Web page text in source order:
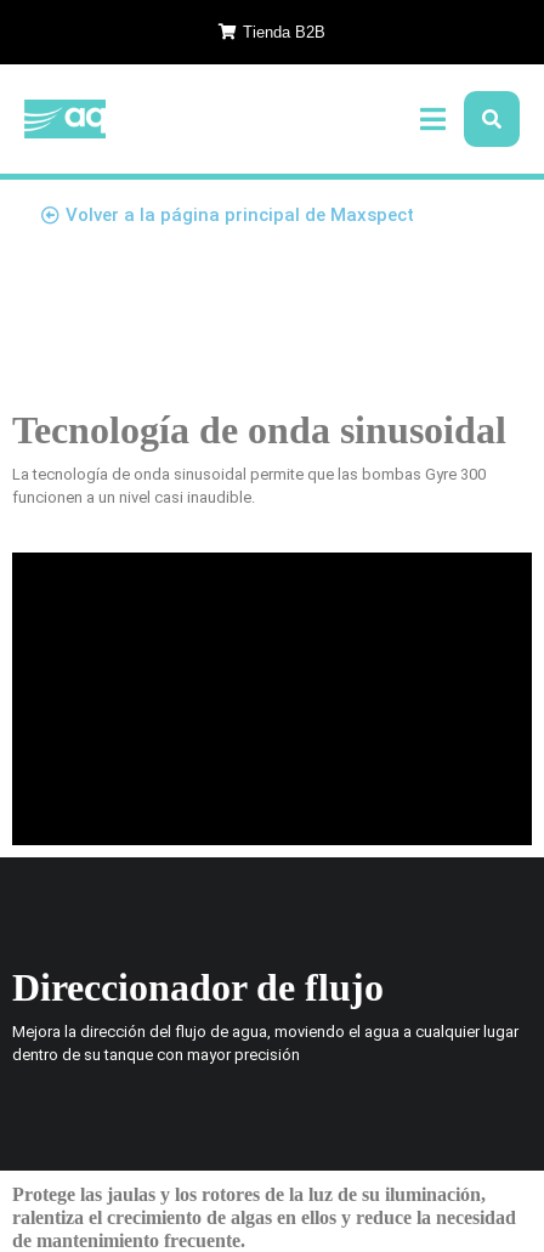
Tienda B2B
Volver a la página principal de Maxspect
Tecnología de onda sinusoidal
La tecnología de onda sinusoidal permite que las bombas Gyre 300
funcionen a un nivel casi inaudible.
Direccionador de flujo
Mejora la dirección del flujo de agua, moviendo el agua a cualquier lugar
dentro de su tanque con mayor precisión
Protege las jaulas y los rotores de la luz de su iluminación,
ralentiza el crecimiento de algas en ellos y reduce la necesidad
de mantenimiento frecuente.